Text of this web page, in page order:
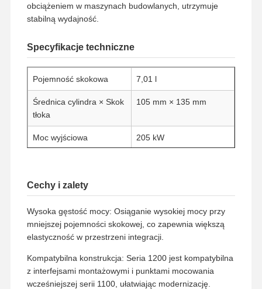
obciążeniem w maszynach budowlanych, utrzymuje
stabilną wydajność.
Specyfikacje techniczne
Pojemność skokowa 7,01 l
Średnica cylindra × Skok
tłoka
105 mm × 135 mm
Moc wyjściowa 205 kW
Prędkość znamionowa
Waga 800 kg
Cechy i zalety
Wysoka gęstość mocy: Osiąganie wysokiej mocy przy
mniejszej pojemności skokowej, co zapewnia większą
elastyczność w przestrzeni integracji.
Kompatybilna konstrukcja: Seria 1200 jest kompatybilna
z interfejsami montażowymi i punktami mocowania
wcześniejszej serii 1100, ułatwiając modernizację.